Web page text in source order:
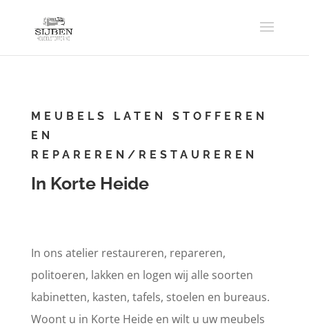
MEUBELS LATEN STOFFEREN
EN
REPAREREN/RESTAUREREN
In Korte Heide
In ons atelier restaureren, repareren,
politoeren, lakken en logen wij alle soorten
kabinetten, kasten, tafels, stoelen en bureaus.
Woont u in Korte Heide en wilt u uw meubels